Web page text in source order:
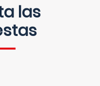
las